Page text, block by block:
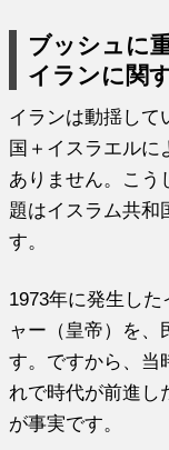
ブッシュに
イランに関
イランは動揺して
国＋イスラエルに
ありません。こう
題はイスラム共和
す。
1973年に発生し
ャー（皇帝）を、
す。ですから、当
れで時代が前進し
が事実です。